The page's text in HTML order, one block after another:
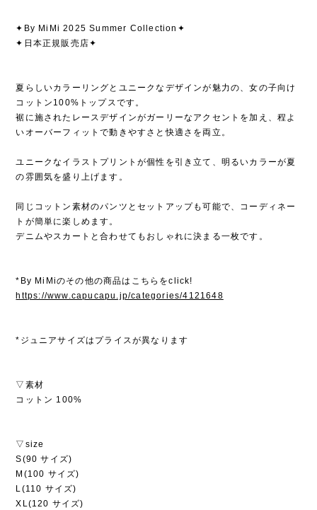
✦By MiMi 2025 Summer Collection✦
✦日本正規販売店✦
夏らしいカラーリングとユニークなデザインが魅力の、女の子向け
コットン100%トップスです。
裾に施されたレースデザインがガーリーなアクセントを加え、程よ
いオーバーフィットで動きやすさと快適さを両立。
ユニークなイラストプリントが個性を引き立て、明るいカラーが夏
の雰囲気を盛り上げます。
同じコットン素材のパンツとセットアップも可能で、コーディネー
トが簡単に楽しめます。
デニムやスカートと合わせてもおしゃれに決まる一枚です。
*By MiMiのその他の商品はこちらをclick!
https://www.capucapu.jp/categories/4121648
*ジュニアサイズはプライスが異なります
▽素材
コットン 100%
▽size
S(90 サイズ)
M(100 サイズ)
L(110 サイズ)
XL(120 サイズ)